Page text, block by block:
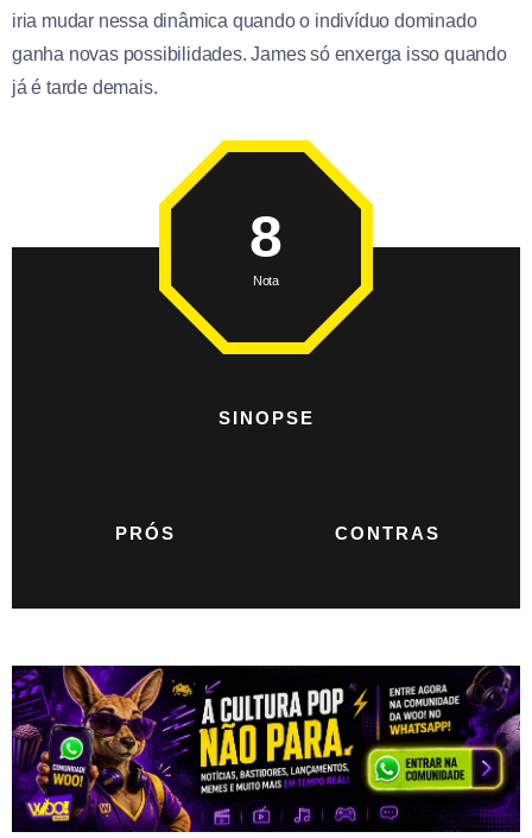
iria mudar nessa dinâmica quando o indivíduo dominado
ganha novas possibilidades. James só enxerga isso quando
já é tarde demais.
SINOPSE
PRÓS CONTRAS
8
Nota